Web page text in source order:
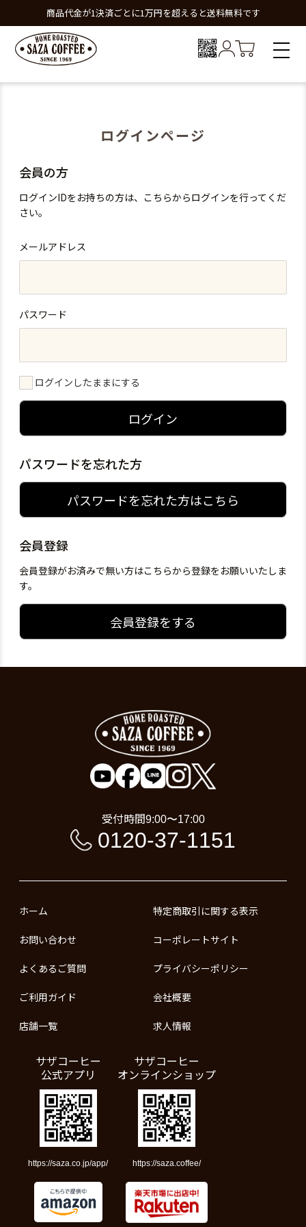
商品代金が1決済ごとに1万円を超えると送料無料です
ログインページ
会員の方
ログインIDをお持ちの方は、こちらからログインを行ってくだ
さい。
メールアドレス
パスワード
ログインしたままにする
ログイン
パスワードを忘れた方
パスワードを忘れた方はこちら
会員登録
会員登録がお済みで無い方はこちらから登録をお願いいたしま
す。
会員登録をする
受付時間9:00〜17:00
0120-37-1151
ホーム
お問い合わせ
よくあるご質問
ご利用ガイド
店舗一覧
特定商取引に関する表示
コーポレートサイト
プライバシーポリシー
会社概要
求人情報
サザコーヒー
公式アプリ
https://saza.co.jp/app/
サザコーヒー
オンラインショップ
https://saza.coffee/